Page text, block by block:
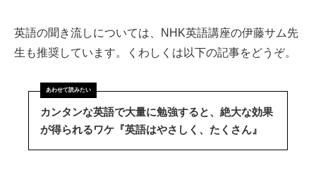
英語の聞き流しについては、NHK英語講座の伊藤サム先
生も推奨しています。くわしくは以下の記事をどうぞ。
カンタンな英語で大量に勉強すると、絶大な効果
が得られるワケ『英語はやさしく、たくさん』